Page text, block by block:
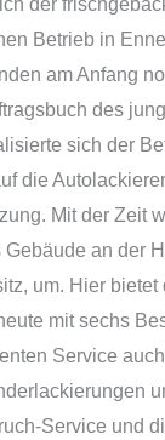
der
Betrieb in
am Anfang
des
sich der
die
Mit der Zeit
an der
um. Hier bietet
mit sechs
Service
Service und